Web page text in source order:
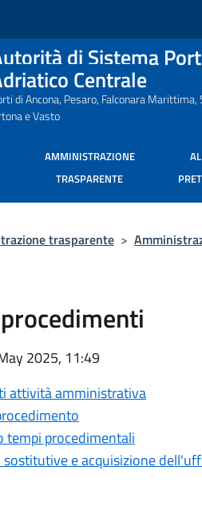
di Sistema
Centrale
di Ancona, Pesaro, Falconara
e Vasto
AMMINISTRAZIONE
TRASPARENTE
trasparente >
2025, 11:49
attività amministrativa
tempi procedimentali
sostitutive e acquisizione